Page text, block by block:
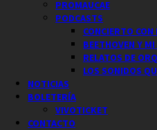
PROMAUCAE
PODCASTS
CONCIERTO CON
BEETHOVEN Y
RELATOS DE
LOS SONIDOS
NOTICIAS
BOLETERÍA
VIVOTICKET
CONTACTO